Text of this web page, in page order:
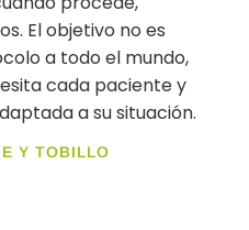
El objetivo no es
a todo el mundo,
cada paciente y
a su situación.
Y TOBILLO